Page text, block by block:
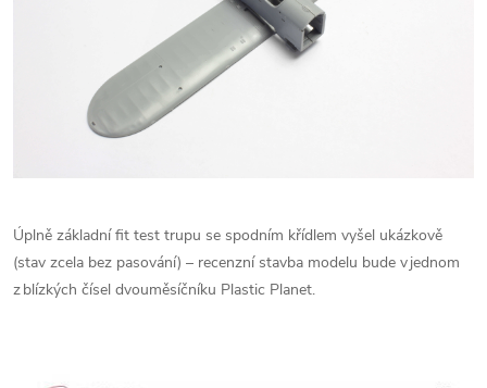
Úplně základní fit test trupu se spodním křídlem vyšel ukázkově
(stav zcela bez pasování) – recenzní stavba modelu bude v jednom
z blízkých čísel dvouměsíčníku Plastic Planet.